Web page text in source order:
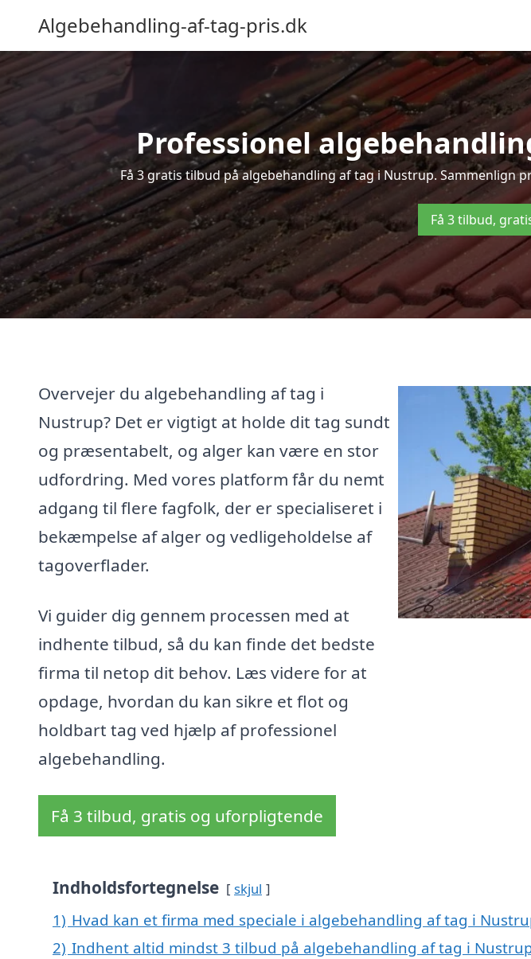
Algebehandling-af-tag-pris.dk
Professionel
Få 3 gratis tilbud på algebehandling af tag i Nustrup.
Få 3 tilbud,
Overvejer du algebehandling af tag i
Nustrup? Det er vigtigt at holde dit tag sundt
og præsentabelt, og alger kan være en stor
udfordring. Med vores platform får du nemt
adgang til flere fagfolk, der er specialiseret i
bekæmpelse af alger og vedligeholdelse af
tagoverflader.
Vi guider dig gennem processen med at
indhente tilbud, så du kan finde det bedste
firma til netop dit behov. Læs videre for at
opdage, hvordan du kan sikre et flot og
holdbart tag ved hjælp af professionel
algebehandling.
Få 3 tilbud, gratis og uforpligtende
Indholdsfortegnelse skjul
1) Hvad kan et firma med speciale i algebehandling af tag i
2) Indhent altid mindst 3 tilbud på algebehandling af tag i